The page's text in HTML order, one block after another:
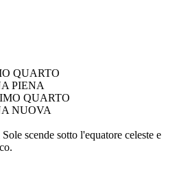
QUARTO
PIENA
QUARTO
NUOVA
scende sotto l'equatore celeste e